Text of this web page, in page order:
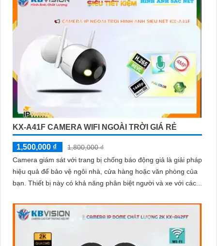
KX-A41F CAMERA WIFI NGOÀI TRỜI GIÁ RẺ
1,500,000 ₫
1,800,000 ₫
Camera giám sát với trang bị chống báo động giả là giải pháp
hiệu quả để bảo vệ ngôi nhà, cửa hàng hoặc văn phòng của
bạn. Thiết bị này có khả năng phân biệt người và xe với các...